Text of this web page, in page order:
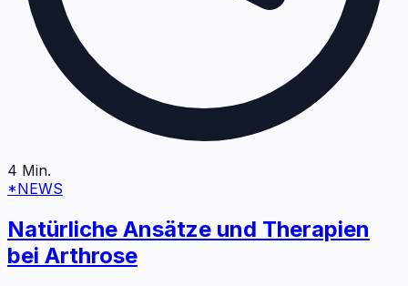
4 Min.
*NEWS
Natürliche Ansätze und Therapien
bei Arthrose